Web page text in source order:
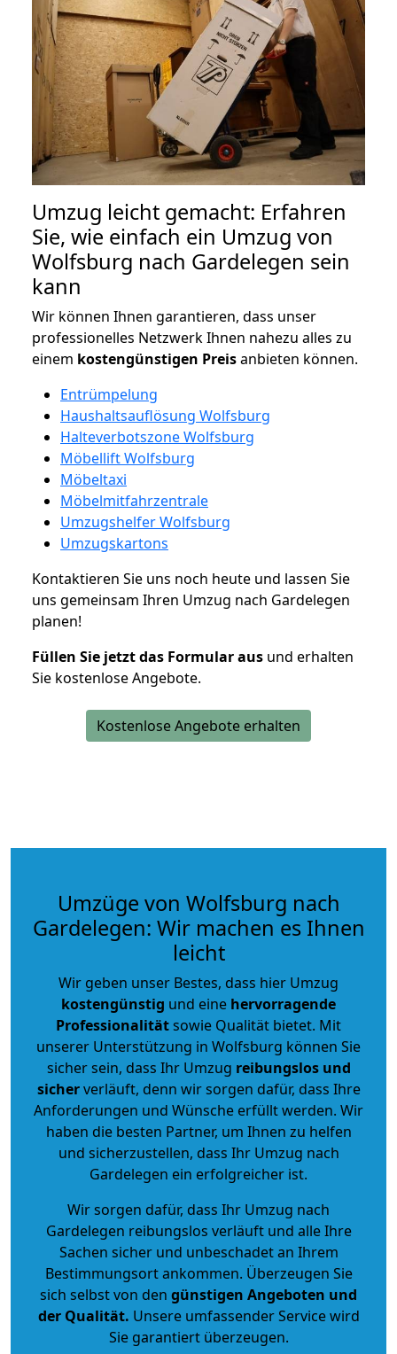
Umzug leicht gemacht: Erfahren
Sie, wie einfach ein Umzug von
Wolfsburg nach Gardelegen sein
kann
Wir können Ihnen garantieren, dass unser
professionelles Netzwerk Ihnen nahezu alles zu
einem kostengünstigen Preisanbieten können.
Entrümpelung
Haushaltsauflösung Wolfsburg
Halteverbotszone Wolfsburg
Möbellift Wolfsburg
Möbeltaxi
Möbelmitfahrzentrale
Umzugshelfer Wolfsburg
Umzugskartons
Kontaktieren Sie uns noch heute und lassen Sie
uns gemeinsam Ihren Umzug nach Gardelegen
planen!
Füllen Sie jetzt das Formular aus und erhalten
Sie kostenlose Angebote.
Kostenlose Angebote erhalten
Umzüge von Wolfsburg nach
Gardelegen: Wir machen es Ihnen
leicht
Wir geben unser Bestes, dass hier Umzug
kostengünstig und eine hervorragende
Professionalitätsowie Qualität bietet. Mit
unserer Unterstützung in Wolfsburg können Sie
sicher sein, dass Ihr Umzug reibungslos und
sicherverläuft, denn wir sorgen dafür, dass Ihre
Anforderungen und Wünsche erfüllt werden. Wir
haben die besten Partner, um Ihnen zu helfen
und sicherzustellen, dass Ihr Umzug nach
Gardelegen ein erfolgreicher ist.
Wir sorgen dafür, dass Ihr Umzug nach
Gardelegen reibungslos verläuft und alle Ihre
Sachen sicher und unbeschadet an Ihrem
Bestimmungsort ankommen. Überzeugen Sie
sich selbst von den günstigen Angeboten und
der Qualität. Unsere umfassender Service wird
Sie garantiert überzeugen.